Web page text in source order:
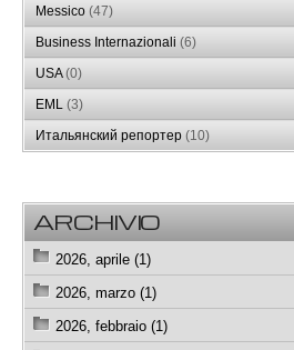
Messico (47)
Business Internazionali (6)
USA(0)
EML (3)
Итальянский репортер (10)
ARCHIVIO
2026, aprile (1)
2026, marzo (1)
2026, febbraio (1)